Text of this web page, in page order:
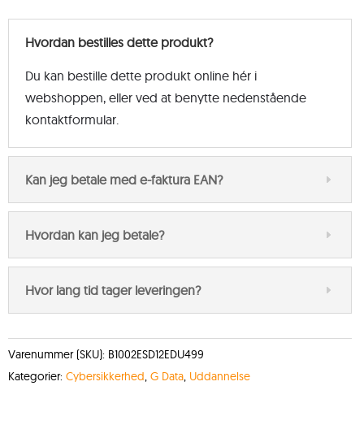
Hvordan bestilles dette produkt?
Du kan bestille dette produkt online hér i
webshoppen, eller ved at benytte nedenstående
kontaktformular.
Kan jeg betale med e-faktura EAN?
Hvordan kan jeg betale?
Hvor lang tid tager leveringen?
Varenummer (SKU): B1002ESD12EDU499
Kategorier: Cybersikkerhed, G Data, Uddannelse